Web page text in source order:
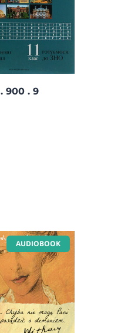
. 900 . 9
AUDIOBOOK